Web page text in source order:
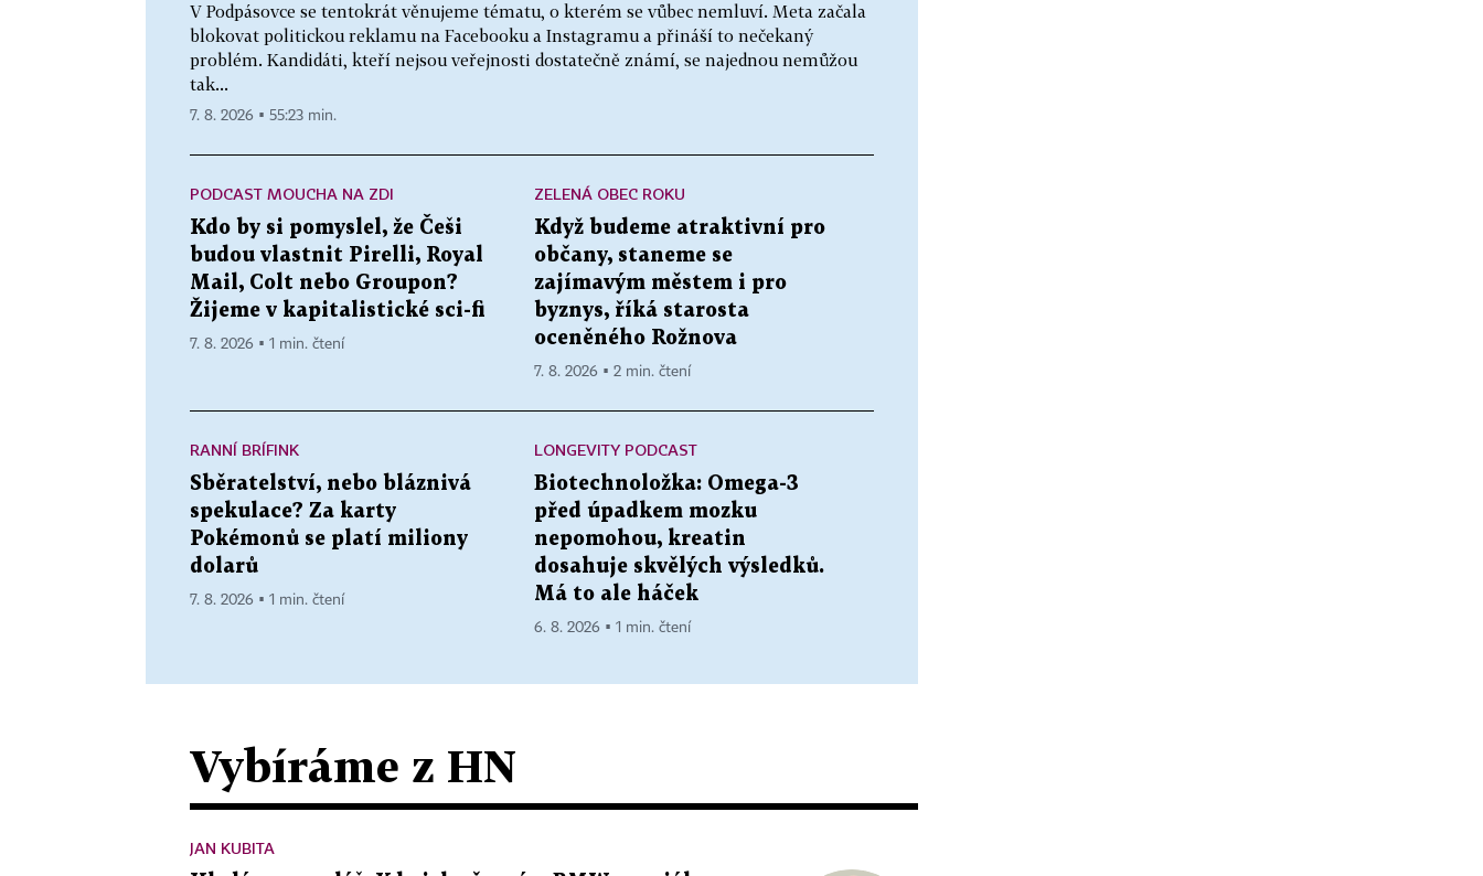
V Podpásovce se tentokrát věnujeme tématu, o kterém se vůbec nemluví. Meta začala
blokovat politickou reklamu na Facebooku a Instagramu a přináší to nečekaný
problém. Kandidáti, kteří nejsou veřejnosti dostatečně známí, se najednou nemůžou
tak...
7. 8. 2026 ▪ 55:23 min.
PODCAST MOUCHA NA ZDI
Kdo by si pomyslel, že Češi
budou vlastnit Pirelli, Royal
Mail, Colt nebo Groupon?
Žijeme v kapitalistické sci-fi
7. 8. 2026 ▪ 1 min. čtení
ZELENÁ OBEC ROKU
Když budeme atraktivní pro
občany, staneme se
zajímavým městem i pro
byznys, říká starosta
oceněného Rožnova
7. 8. 2026 ▪ 2 min. čtení
RANNÍ BRÍFINK
Sběratelství, nebo bláznivá
spekulace? Za karty
Pokémonů se platí miliony
dolarů
7. 8. 2026 ▪ 1 min. čtení
LONGEVITY PODCAST
Biotechnoložka: Omega-3
před úpadkem mozku
nepomohou, kreatin
dosahuje skvělých výsledků.
Má to ale háček
6. 8. 2026 ▪ 1 min. čtení
Vybíráme z HN
JAN KUBITA